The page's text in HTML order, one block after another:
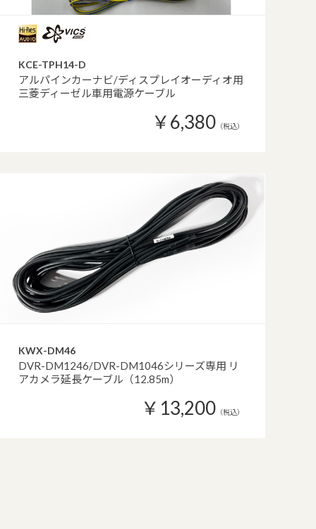
KCE-TPH14-D
アルパインカーナビ/ディスプレイオーディオ用
三菱ディーゼル車用電源ケーブル
￥6,380 （税込）
KWX-DM46
DVR-DM1246/DVR-DM1046シリーズ専用 リ
アカメラ延長ケーブル（12.85m）
￥13,200 （税込）